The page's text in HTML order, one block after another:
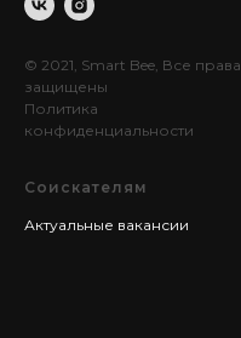
© 2021, Smart Bee, Все права
защищены
Политика
конфиденциальности
Соискателям
Актуальные вакансии